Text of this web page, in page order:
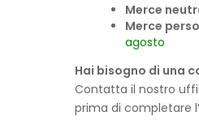
Merce
Merce
agosto
Hai bisogno di una
Contatta il nostro
prima di completare